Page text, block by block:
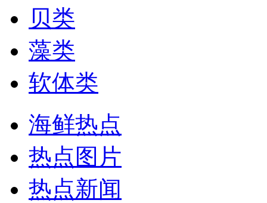
贝类
藻类
软体类
海鲜热点
热点图片
热点新闻